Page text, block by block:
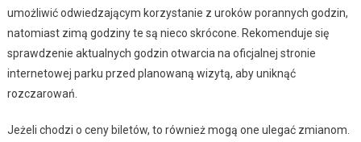
umożliwić odwiedzającym korzystanie z uroków porannych godzin,
natomiast zimą godziny te są nieco skrócone. Rekomenduje się
sprawdzenie aktualnych godzin otwarcia na oficjalnej stronie
internetowej parku przed planowaną wizytą, aby uniknąć
rozczarowań.
Jeżeli chodzi o ceny biletów, to również mogą one ulegać zmianom.